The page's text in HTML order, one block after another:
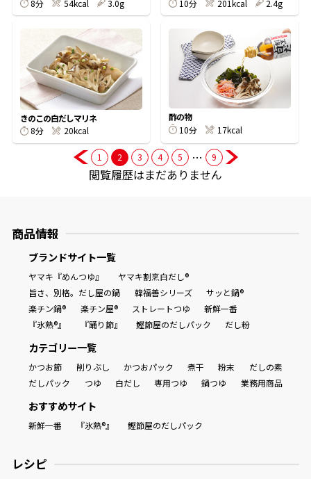
おすすめサイト
新鮮一番
氷熟®︎
8分
54kcal 3.0g
10分
201kcal 2.4g
きのこの白だしマリネ
8分
20kcal
酢の物
10分
17kcal
1 2 3 4 5 … 9
閲覧履歴はまだありません
商品情報
ブランドサイト一覧
ヤマキ『めんつゆ』
ヤマキ割烹白だし®
旨さ、別格。だし屋の鍋
韓福善シリーズ
サッと鍋®
楽チン鍋®
楽チン屋® ストレートつゆ
新鮮一番
『氷熟®』
『踊り節』 鰹節屋のだしパック だし粉
カテゴリー一覧
かつお節 削りぶし かつおパック 煮干 粉末
だしの素
だしパック
つゆ 白だし 専用つゆ 鍋つゆ 業務用商品
おすすめサイト
新鮮一番 『氷熟®』 鰹節屋のだしパック
レシピ